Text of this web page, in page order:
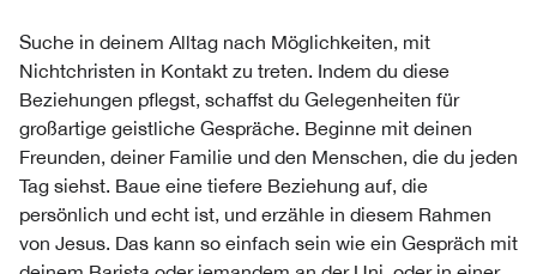
Suche in deinem Alltag nach Möglichkeiten, mit
Nichtchristen in Kontakt zu treten. Indem du diese
Beziehungen pflegst, schaffst du Gelegenheiten für
großartige geistliche Gespräche. Beginne mit deinen
Freunden, deiner Familie und den Menschen, die du jeden
Tag siehst. Baue eine tiefere Beziehung auf, die
persönlich und echt ist, und erzähle in diesem Rahmen
von Jesus. Das kann so einfach sein wie ein Gespräch mit